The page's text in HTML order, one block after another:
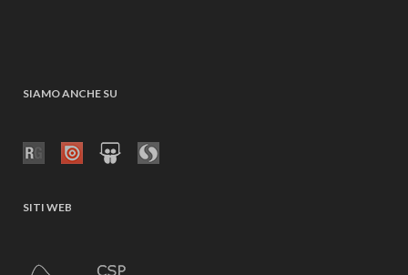
SIAMO ANCHE SU
SITI WEB